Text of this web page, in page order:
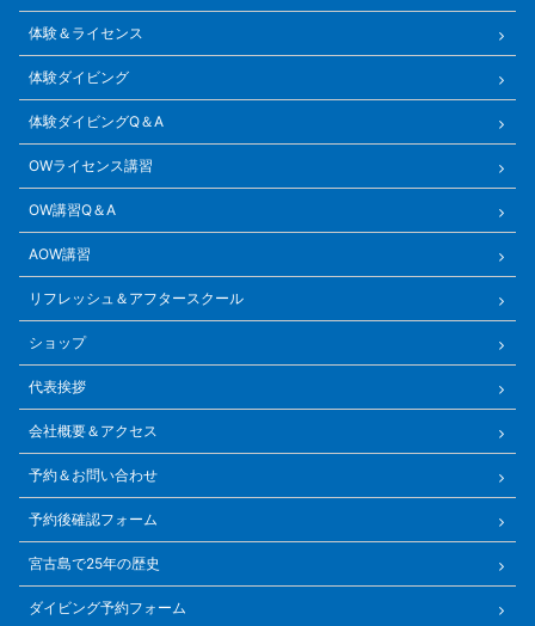
体験＆ライセンス
体験ダイビング
体験ダイビングQ＆A
OWライセンス講習
OW講習Q＆A
AOW講習
リフレッシュ＆アフタースクール
ショップ
代表挨拶
会社概要＆アクセス
予約＆お問い合わせ
予約後確認フォーム
宮古島で25年の歴史
ダイビング予約フォーム